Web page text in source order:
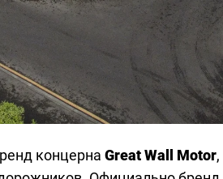
концерна Great Wall Motor